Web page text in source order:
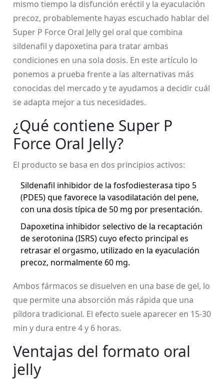
mismo tiempo la disfunción eréctil y la eyaculación
precoz, probablemente hayas escuchado hablar del
Super P Force Oral Jelly gel oral que combina
sildenafil y dapoxetina para tratar ambas
condiciones en una sola dosis. En este artículo lo
ponemos a prueba frente a las alternativas más
conocidas del mercado y te ayudamos a decidir cuál
se adapta mejor a tus necesidades.
¿Qué contiene Super P
Force Oral Jelly?
El producto se basa en dos principios activos:
Sildenafil inhibidor de la fosfodiesterasa tipo 5
(PDE5) que favorece la vasodilatación del pene,
con una dosis típica de 50 mg por presentación.
Dapoxetina inhibidor selectivo de la recaptación
de serotonina (ISRS) cuyo efecto principal es
retrasar el orgasmo, utilizado en la eyaculación
precoz, normalmente 60 mg.
Ambos fármacos se disuelven en una base de gel, lo
que permite una absorción más rápida que una
píldora tradicional. El efecto suele aparecer en 15‑30
min y dura entre 4 y 6 horas.
Ventajas del formato oral
jelly